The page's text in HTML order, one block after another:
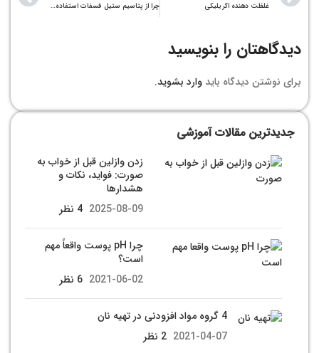
غلظت دهنده اکریلیکی چرا از پتاسیم ستیل فسفات استفاده می شود؟
دیدگاهتان را بنویسید
برای نوشتن دیدگاه باید وارد بشوید.
جدیدترین مقالات آموزشی
زدن وازلین قبل از خواب به
صورت: فواید، نکات و
هشدارها
2025-08-09 4 نظر
چرا pH پوست واقعاً مهم
است؟
2021-06-02 6 نظر
4 گروه مواد افزودنی در تهیه نان
2021-04-07 2 نظر